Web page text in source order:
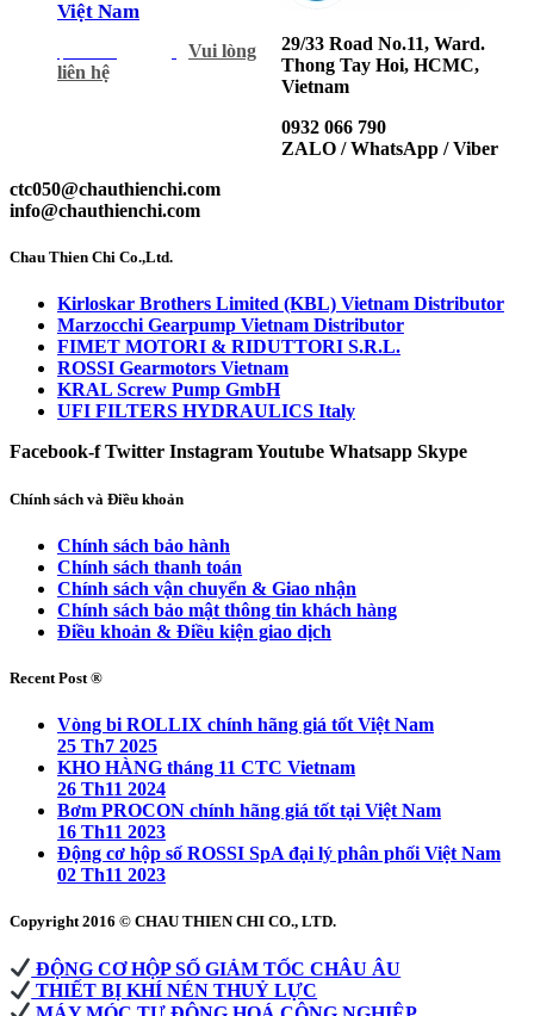
Việt Nam
Vui lòng
liên hệ
29/33 Road No.11, Ward.
Thong Tay Hoi, HCMC,
Vietnam
0932 066 790
ZALO / WhatsApp / Viber
ctc050@chauthienchi.com
info@chauthienchi.com
Chau Thien Chi Co.,Ltd.
Kirloskar Brothers Limited (KBL) Vietnam Distributor
Marzocchi Gearpump Vietnam Distributor
FIMET MOTORI & RIDUTTORI S.R.L.
ROSSI Gearmotors Vietnam
KRAL Screw Pump GmbH
UFI FILTERS HYDRAULICS Italy
Facebook-f Twitter InstagramYoutube Whatsapp Skype
Chính sách và Điều khoản
Chính sách bảo hành
Chính sách thanh toán
Chính sách vận chuyển & Giao nhận
Chính sách bảo mật thông tin khách hàng
Điều khoản & Điều kiện giao dịch
Recent Post ®
Vòng bi ROLLIX chính hãng giá tốt Việt Nam
25 Th7 2025
KHO HÀNG tháng 11 CTC Vietnam
26 Th11 2024
Bơm PROCON chính hãng giá tốt tại Việt Nam
16 Th11 2023
Động cơ hộp số ROSSI SpA đại lý phân phối Việt Nam
02 Th11 2023
Copyright 2016 © CHAU THIEN CHI CO., LTD.
ĐỘNG CƠ HỘP SỐ GIẢM TỐC CHÂU ÂU
THIẾT BỊ KHÍ NÉN THUỶ LỰC